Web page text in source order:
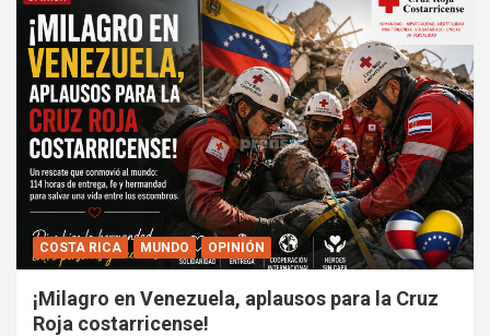
COSTA RICA MUNDO OPINIÓN
¡Milagro en Venezuela, aplausos para la Cruz
Roja costarricense!